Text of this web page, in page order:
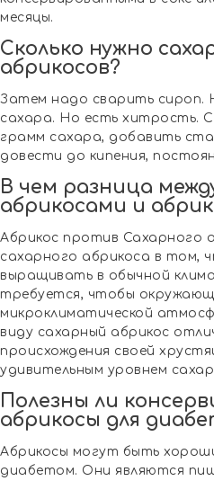
месяцы.
Сколько нужно
абрикосов?
Затем надо сварить сироп.
сахара. Но есть хитрость.
грамм сахара, добавить
довести до кипения,
В чем разница
абрикосами и
Абрикос против Сахарного
сахарного абрикоса в том,
выращивать в обычной
требуется, чтобы
микроклиматической
виду сахарный абрикос
происхождения своей
удивительным уровнем
Полезны ли
абрикосы для
Абрикосы могут быть
диабетом. Они являются